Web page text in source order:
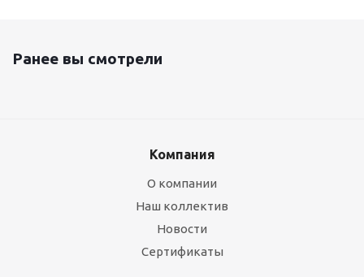
Ранее вы смотрели
Компания
О компании
Наш коллектив
Новости
Сертификаты